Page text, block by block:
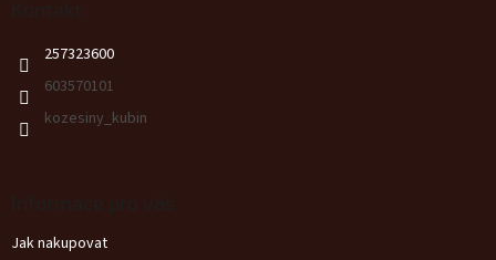
257323600
603570101
kozesiny_kubin
Jak nakupovat